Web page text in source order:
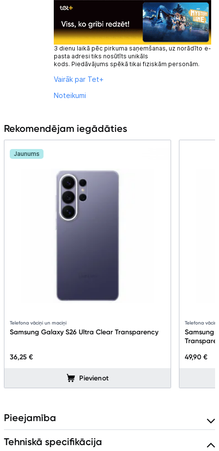
3 dienu laikā pēc pirkuma saņemšanas, uz norādīto e-
pasta adresi tiks nosūtīts unikāls
kods. Piedāvājums spēkā tikai fiziskām personām.
Vairāk par Tet+
Noteikumi
Rekomendējam iegādāties
Jaunums
Telefona vāciņi un maciņi
Samsung Galaxy S26 Ultra Clear Transparency
36,25 €
Pievienot
Telefona
Samsung
49,90 €
Pieejamība
Tehniskā specifikācija